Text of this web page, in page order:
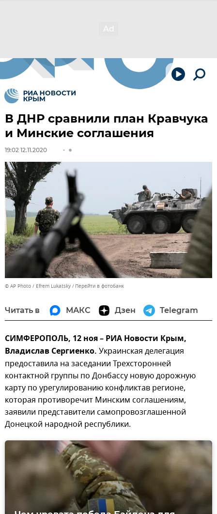
В ДНР сравнили план Кравчука
и Минские соглашения
19:02 12.11.2020
© AP Photo / Efrem Lukatsky Перейти в фотобанк
Читать в МАКС Дзен Telegram
СИМФЕРОПОЛЬ, 12 ноя – РИА Новости Крым,
Владислав Сергиенко. Украинская делегация
предоставила на заседании Трехсторонней
контактной группы по Донбассу новую дорожную
карту по урегулированию конфликтав регионе,
которая противоречит Минским соглашениям,
заявили представители самопровозглашенной
Донецкой народной республики.